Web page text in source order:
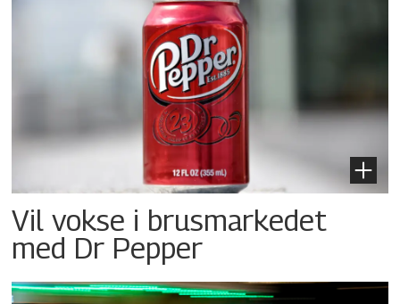
Vil vokse i brusmarkedet
med Dr Pepper